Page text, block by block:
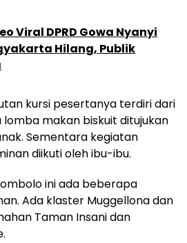
Viral DPRD Gowa Nyanyi
Hilang, Publik
kursi pesertanya terdiri dari
makan biskuit ditujukan
Sementara kegiatan
diikuti oleh ibu-ibu.
ini ada beberapa
Ada klaster Muggellona dan
Taman Insani dan